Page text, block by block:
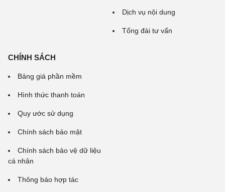
Dịch vụ nội dung
Tổng đài tư vấn
CHÍNH SÁCH
Bảng giá phần mềm
Hình thức thanh toán
Quy ước sử dụng
Chính sách bảo mật
Chính sách bảo vệ dữ liệu
cá nhân
Thông báo hợp tác